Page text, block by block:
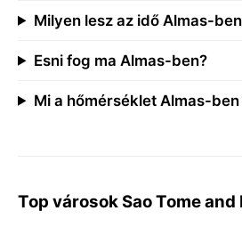
Milyen lesz az idő Almas-
Esni fog ma Almas-ben?
Mi a hőmérséklet Almas-ben
Top városok Sao Tome